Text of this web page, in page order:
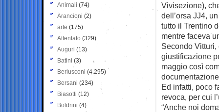
Vivisezione),
dell’orsa JJ4,
tutto il Trentino
mentre faceva
Secondo Vitturi,
giustificazione
maggio così
Ed infatti, poco
revoca, per cui
“Anche noi
Animali (74)
Arancioni (2)
arte (175)
Attentato (329)
Auguri (13)
Batini (3)
Berlusconi (4.295)
Bersani (234)
Biasotti (12)
Boldrini (4)